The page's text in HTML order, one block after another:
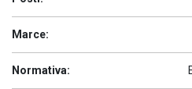
Marce:
Normativa: